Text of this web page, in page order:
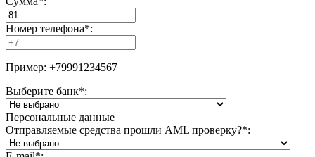
Номер телефона*:
Пример: +79991234567
Выберите банк*:
Персональные данные
Отправляемые средства прошли AML проверку?*: